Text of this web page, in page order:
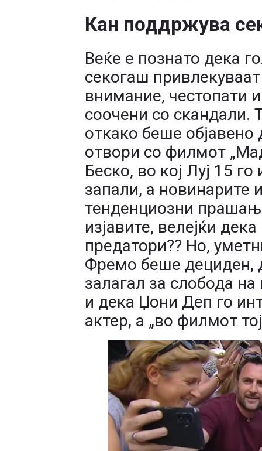
Кан поддржува
Веќе е познато дека
секогаш
внимание, честопати
соочени со скандали.
откако беше објавено
отвори со филмот
Беско, во кој Луј 15
запали, а новинарите
тенденциозни
изјавите, велејќи
предатори?? Но,
Фремо беше дециден,
залагал за слобода
и дека Џони Деп го
актер, а „во филмот